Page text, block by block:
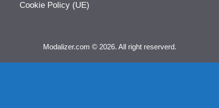
Cookie Policy (UE)
Modalizer.com © 2026. All right reserverd.